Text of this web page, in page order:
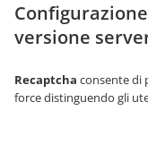
versione
Recaptcha consente di
force distinguendo gli